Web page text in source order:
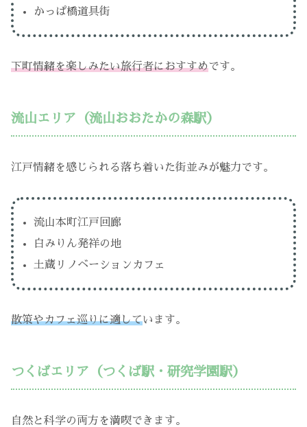
かっぱ橋道具街
下町情緒を楽しみたい旅行者におすすめです。
流山エリア（流山おおたかの森駅）
江戸情緒を感じられる落ち着いた街並みが魅力です。
流山本町江戸回廊
白みりん発祥の地
土蔵リノベーションカフェ
散策やカフェ巡りに適しています。
つくばエリア（つくば駅・研究学園駅）
自然と科学の両方を満喫できます。